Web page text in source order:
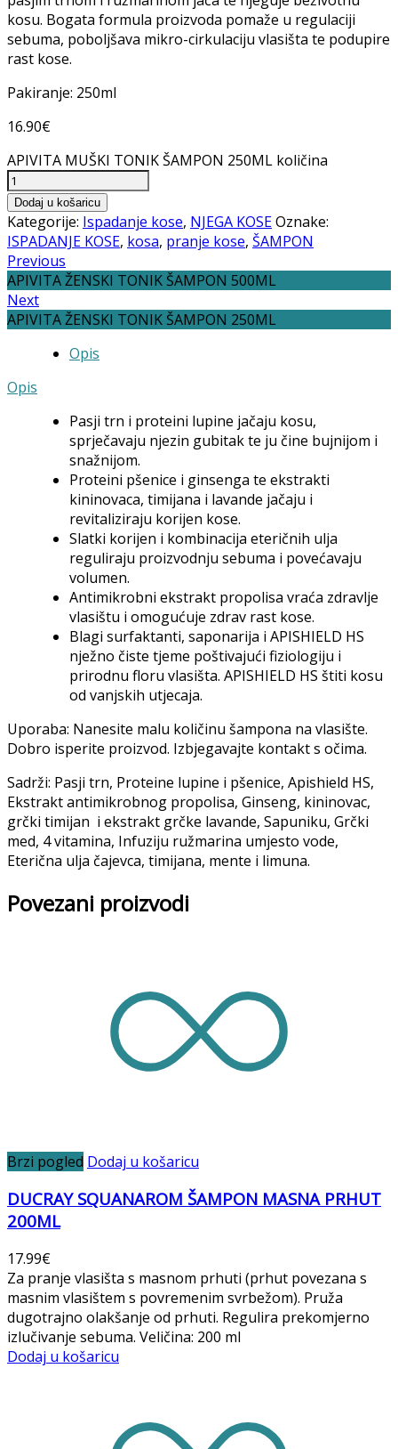
kosu. Bogata formula proizvoda pomaže u regulaciji
sebuma, poboljšava mikro-cirkulaciju vlasišta te podupire
rast kose.
Pakiranje: 250ml
16.90€
APIVITA MUŠKI TONIK ŠAMPON 250ML količina
Dodaj u košaricu
Kategorije: Ispadanje kose, NJEGA KOSEOznake:
ISPADANJE KOSE, kosa, pranje kose, ŠAMPON
Previous
APIVITA ŽENSKI TONIK ŠAMPON 500ML
Next
APIVITA ŽENSKI TONIK ŠAMPON 250ML
Opis
Opis
Pasji trn i proteini lupine jačaju kosu,
sprječavaju njezin gubitak te ju čine bujnijom i
snažnijom.
Proteini pšenice i ginsenga te ekstrakti
kininovaca, timijana i lavande jačaju i
revitaliziraju korijen kose.
Slatki korijen i kombinacija eteričnih ulja
reguliraju proizvodnju sebuma i povećavaju
volumen.
Antimikrobni ekstrakt propolisa vraća zdravlje
vlasištu i omogućuje zdrav rast kose.
Blagi surfaktanti, saponarija i APISHIELD HS
nježno čiste tjeme poštivajući fiziologiju i
prirodnu floru vlasišta. APISHIELD HS štiti kosu
od vanjskih utjecaja.
Uporaba: Nanesite malu količinu šampona na vlasište.
Dobro isperite proizvod. Izbjegavajte kontakt s očima.
Sadrži: Pasji trn, Proteine lupine i pšenice, Apishield HS,
Ekstrakt antimikrobnog propolisa, Ginseng, kininovac,
grčki timijan i ekstrakt grčke lavande, Sapuniku, Grčki
med, 4 vitamina, Infuziju ružmarina umjesto vode,
Eterična ulja čajevca, timijana, mente i limuna.
Povezani proizvodi
Brzi pogled Dodaj u košaricu
DUCRAY SQUANAROM ŠAMPON MASNA PRHUT
200ML
17.99€
Za pranje vlasišta s masnom prhuti (prhut povezana s
masnim vlasištem s povremenim svrbežom). Pruža
dugotrajno olakšanje od prhuti. Regulira prekomjerno
izlučivanje sebuma. Veličina: 200 ml
Dodaj u košaricu